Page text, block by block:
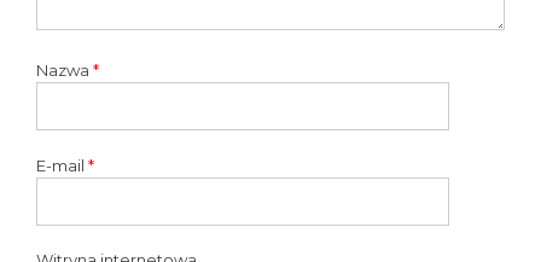
Nazwa *
E-mail *